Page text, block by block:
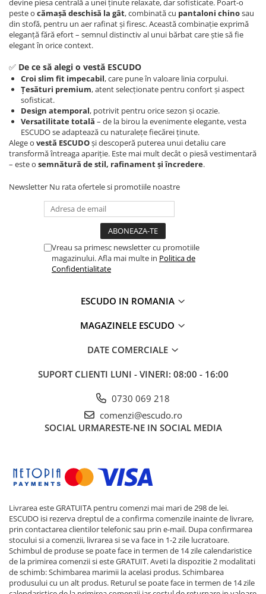
devine piesa centrală a unei ținute relaxate, dar sofisticate. Poart-o
peste o cămașă deschisă la gât, combinată cu pantaloni chinosau
din stofă, pentru un aer rafinat și firesc. Această combinație exprimă
eleganță fără efort – semnul distinctiv al unui bărbat care știe să fie
elegant în orice context.
✅ De ce să alegi o vestă ESCUDO
Croi slim fit impecabil, care pune în valoare linia corpului.
Țesături premium, atent selecționate pentru confort și aspect
sofisticat.
Design atemporal, potrivit pentru orice sezon și ocazie.
Versatilitate totală – de la birou la evenimente elegante, vesta
ESCUDO se adaptează cu naturalețe fiecărei ținute.
Alege o vestă ESCUDOși descoperă puterea unui detaliu care
transformă întreaga apariție. Este mai mult decât o piesă vestimentară
– este o semnătură de stil, rafinament și încredere.
Newsletter Nu rata ofertele si promotiile noastre
Vreau sa primesc newsletter cu promotiile
magazinului. Afla mai multe in Politica de
Confidentialitate
ESCUDO IN ROMANIA
MAGAZINELE ESCUDO
DATE COMERCIALE
SUPORT CLIENTI LUNI - VINERI: 08:00 - 16:00
0730 069 218
comenzi@escudo.ro
SOCIAL URMARESTE-NE IN SOCIAL MEDIA
Livrarea este GRATUITA pentru comenzi mai mari de 298 de lei.
ESCUDO isi rezerva dreptul de a confirma comenzile inainte de livrare,
prin contactarea clientilor telefonic sau prin e-mail. Dupa confirmarea
stocului si a comenzii, livrarea si se va face in 1-2 zile lucratoare.
Schimbul de produse se poate face in termen de 14 zile calendaristice
de la primirea comenzii si este GRATUIT. Aveti la dispozitie 2 modalitati
de schimb: Schimbarea marimii la acelasi produs. Schimbarea
produsului cu un alt produs. Returul se poate face in termen de 14 zile